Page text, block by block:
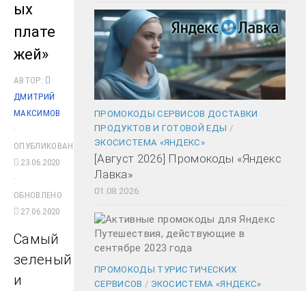
ых
плате
жей»
АВТОР:
ДМИТРИЙ
МАКСИМОВ
·
ОПУБЛИКОВАНО
23.06.2020
·
ОБНОВЛЕНО
27.06.2020
Самый
зеленый
и
ПРОМОКОДЫ СЕРВИСОВ ДОСТАВКИ
ПРОДУКТОВ И ГОТОВОЙ ЕДЫ /
ЭКОСИСТЕМА «ЯНДЕКС»
[Август 2026] Промокоды «Яндекс
Лавка»
01.08.2026
ПРОМОКОДЫ ТУРИСТИЧЕСКИХ
СЕРВИСОВ / ЭКОСИСТЕМА «ЯНДЕКС»